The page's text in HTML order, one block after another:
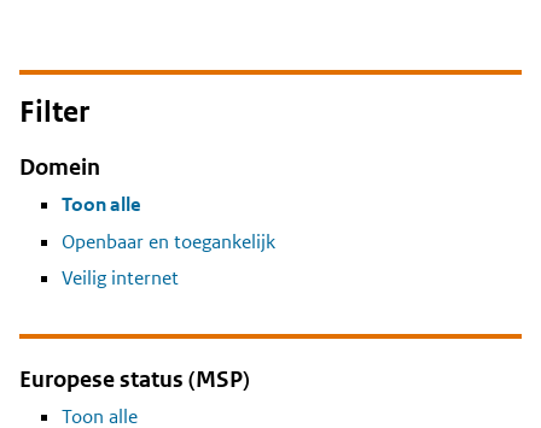
Filter
Domein
Toon alle
Openbaar en toegankelijk
Veilig internet
Europese status (MSP)
Toon alle